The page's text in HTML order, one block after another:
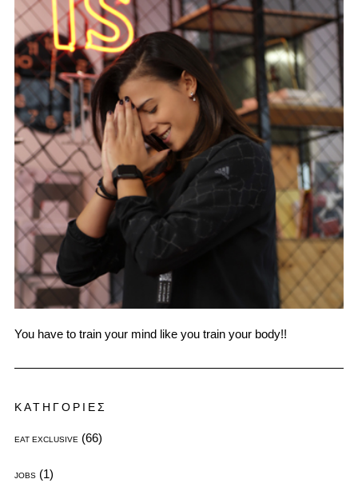
You have to train your mind like you train your body!!
ΚΑΤΗΓΟΡΙΕΣ
EAT EXCLUSIVE (66)
JOBS(1)